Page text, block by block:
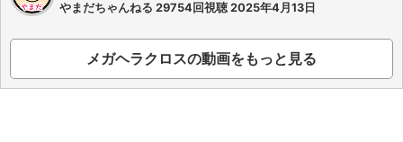
やまだちゃんねる 29754回視聴 2025年4月13日
メガヘラクロスの動画をもっと見る